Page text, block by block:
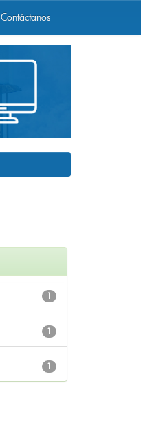
Contáctanos
1
1
1